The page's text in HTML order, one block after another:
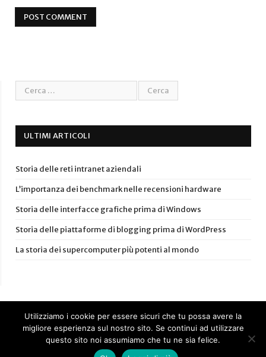
ULTIMI ARTICOLI
Storia delle reti intranet aziendali
L’importanza dei benchmark nelle recensioni hardware
Storia delle interfacce grafiche prima di Windows
Storia delle piattaforme di blogging prima di WordPress
La storia dei supercomputer più potenti al mondo
© Anchiopc.it 2017-2024 –Privacy Policy
Utilizziamo i cookie per essere sicuri che tu possa avere la
migliore esperienza sul nostro sito. Se continui ad utilizzare
questo sito noi assumiamo che tu ne sia felice.